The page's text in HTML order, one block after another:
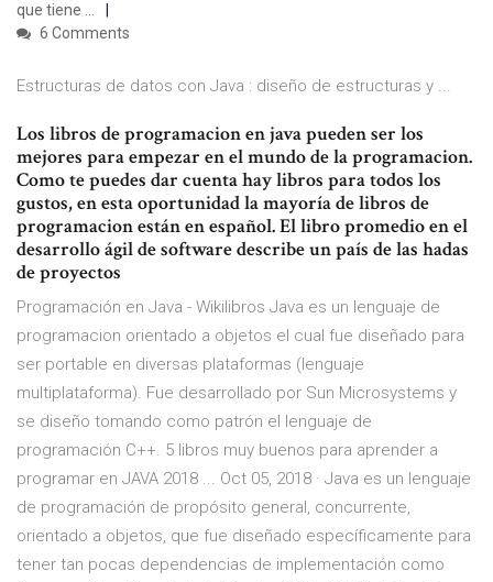
que tiene …
6 Comments
Estructuras de datos con Java : diseño de estructuras y ...
Los libros de programacion en java pueden ser los
mejores para empezar en el mundo de la programacion.
Como te puedes dar cuenta hay libros para todos los
gustos, en esta oportunidad la mayoría de libros de
programacion están en español. El libro promedio en el
desarrollo ágil de software describe un país de las hadas
de proyectos
Programación en Java - Wikilibros Java es un lenguaje de
programacion orientado a objetos el cual fue diseñado para
ser portable en diversas plataformas (lenguaje
multiplataforma). Fue desarrollado por Sun Microsystems y
se diseño tomando como patrón el lenguaje de
programación C++. 5 libros muy buenos para aprender a
programar en JAVA 2018 ... Oct 05, 2018 · Java es un lenguaje
de programación de propósito general, concurrente,
orientado a objetos, que fue diseñado específicamente para
tener tan pocas dependencias de implementación como